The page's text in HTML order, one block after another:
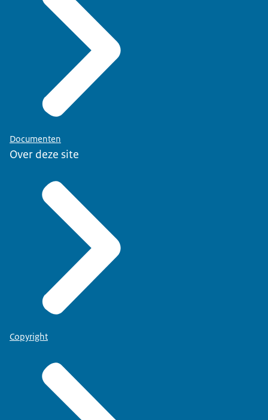
Documenten
Over deze site
Copyright